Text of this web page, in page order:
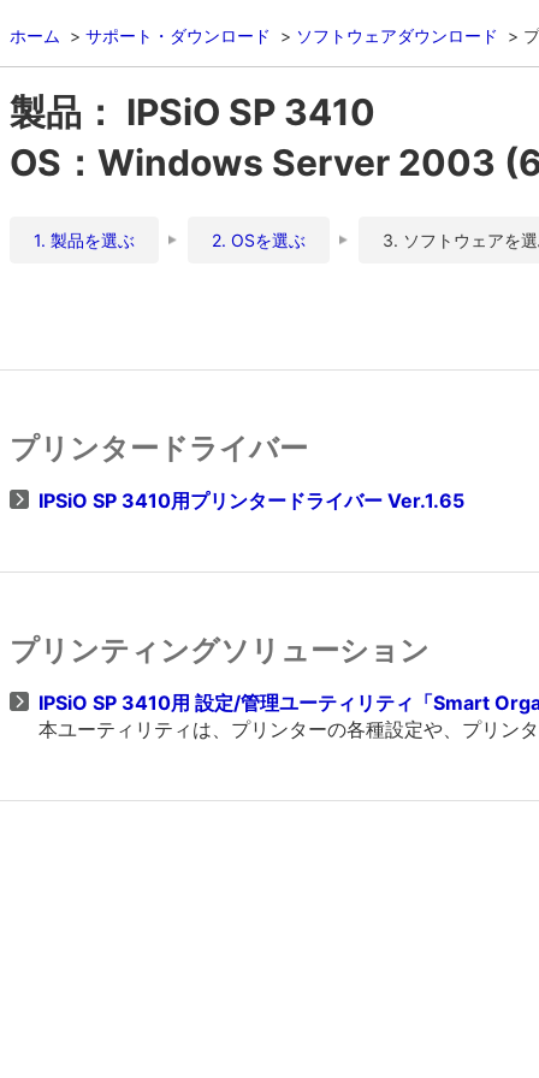
ホーム サポート・ダウンロード ソフトウェアダウンロード
製品： IPSiO SP 3410
OS：Windows Server 2003
1. 製品を選ぶ 2. OSを選ぶ 3. ソフトウェアを
プリンタードライバー
IPSiO SP 3410用プリンタードライバー Ver.1.65
プリンティングソリューション
IPSiO SP 3410用 設定/管理ユーティリティ「Smart
本ユーティリティは、プリンターの各種設定や、プリン